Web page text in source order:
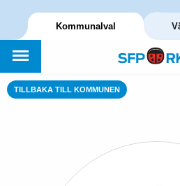
Kommunalval
TILLBAKA TILL KOMMUNEN